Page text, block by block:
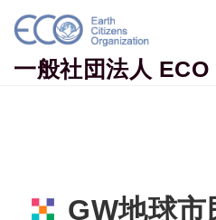
Skip to content
一般社団法人 ECO
GW地球